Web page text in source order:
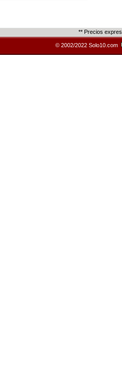
** Precios
© 2002/2022 Solo10.com